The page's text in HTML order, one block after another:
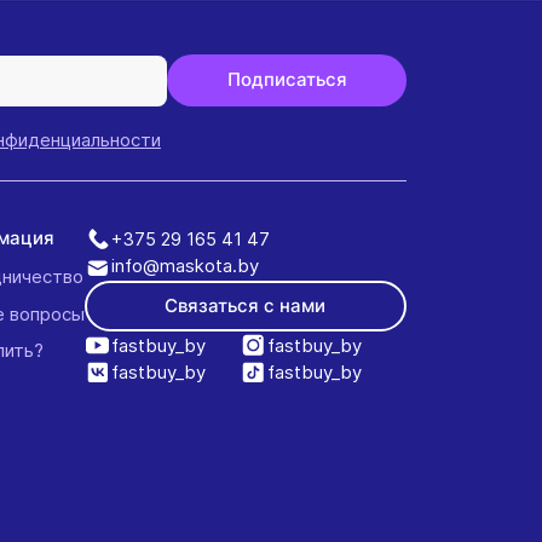
Подписаться
вопросы
+375 29 165 41 47
info@maskota.by
Связаться с нами
fastbuy_by
fastbuy_by
fastbuy_by
fastbuy_by